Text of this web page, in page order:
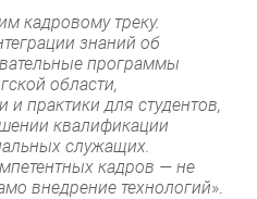
кадровому треку.
знаний об
программы
области,
практики для студентов,
квалификации
служащих.
кадров — не
внедрение технологий».